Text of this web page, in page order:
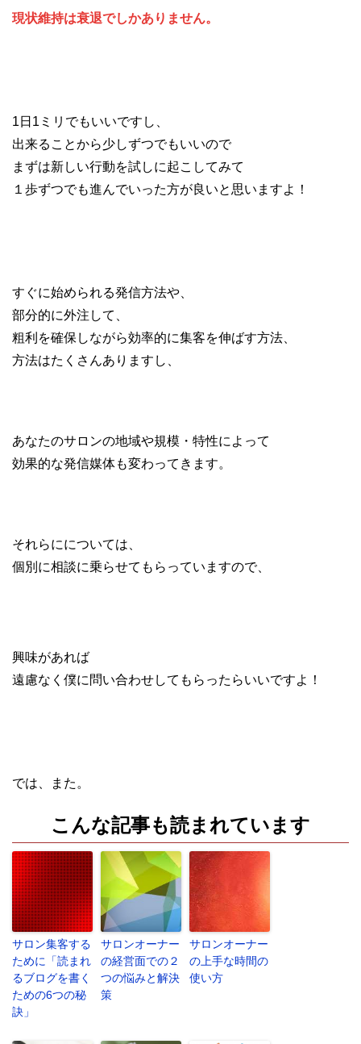
現状維持は衰退でしかありません。
1日1ミリでもいいですし、
出来ることから少しずつでもいいので
まずは新しい行動を試しに起こしてみて
１歩ずつでも進んでいった方が良いと思いますよ！
すぐに始められる発信方法や、
部分的に外注して、
粗利を確保しながら効率的に集客を伸ばす方法、
方法はたくさんありますし、
あなたのサロンの地域や規模・特性によって
効果的な発信媒体も変わってきます。
それらにについては、
個別に相談に乗らせてもらっていますので、
興味があれば
遠慮なく僕に問い合わせしてもらったらいいですよ！
では、また。
こんな記事も読まれています
サロン集客する
ために「読まれ
るブログを書く
ための6つの秘
訣」
サロンオーナー
の経営面での２
つの悩みと解決
策
サロンオーナー
の上手な時間の
使い方